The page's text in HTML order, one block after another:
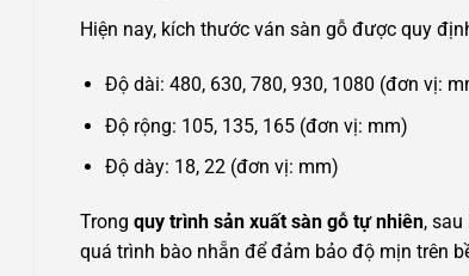
Hiện nay, kích thước ván sàn gỗ được quy
Độ dài: 480, 630, 780, 930, 1080 (đơn vị:
Độ rộng: 105, 135, 165 (đơn vị: mm)
Độ dày: 18, 22 (đơn vị: mm)
Trong quy trình sản xuất sàn gỗ tự nhiên,
quá trình bào nhẵn để đảm bảo độ mịn trên